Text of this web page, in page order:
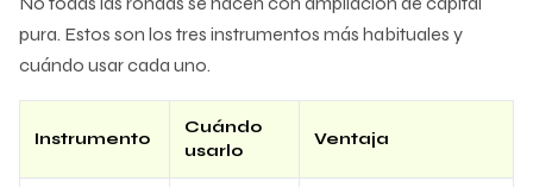
pura. Estos son los tres instrumentos más habituales y
cuándo usar cada uno.
Instrumento
Cuándo
usarlo
Ventaja